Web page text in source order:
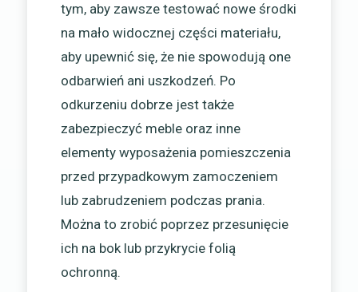
tym, aby zawsze testować nowe środki
na mało widocznej części materiału,
aby upewnić się, że nie spowodują one
odbarwień ani uszkodzeń. Po
odkurzeniu dobrze jest także
zabezpieczyć meble oraz inne
elementy wyposażenia pomieszczenia
przed przypadkowym zamoczeniem
lub zabrudzeniem podczas prania.
Można to zrobić poprzez przesunięcie
ich na bok lub przykrycie folią
ochronną.